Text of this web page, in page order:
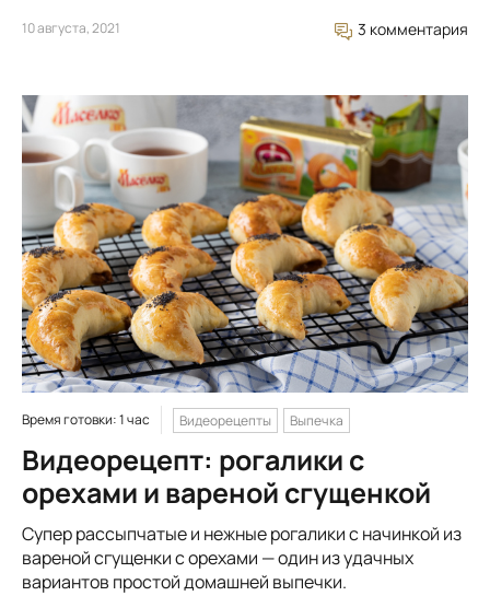
10 августа, 2021 3 комментария
Время готовки: 1 час Видеорецепты Выпечка
Видеорецепт: рогалики с
орехами и вареной сгущенкой
Супер рассыпчатые и нежные рогалики с начинкой из
вареной сгущенки с орехами — один из удачных
вариантов простой домашней выпечки.